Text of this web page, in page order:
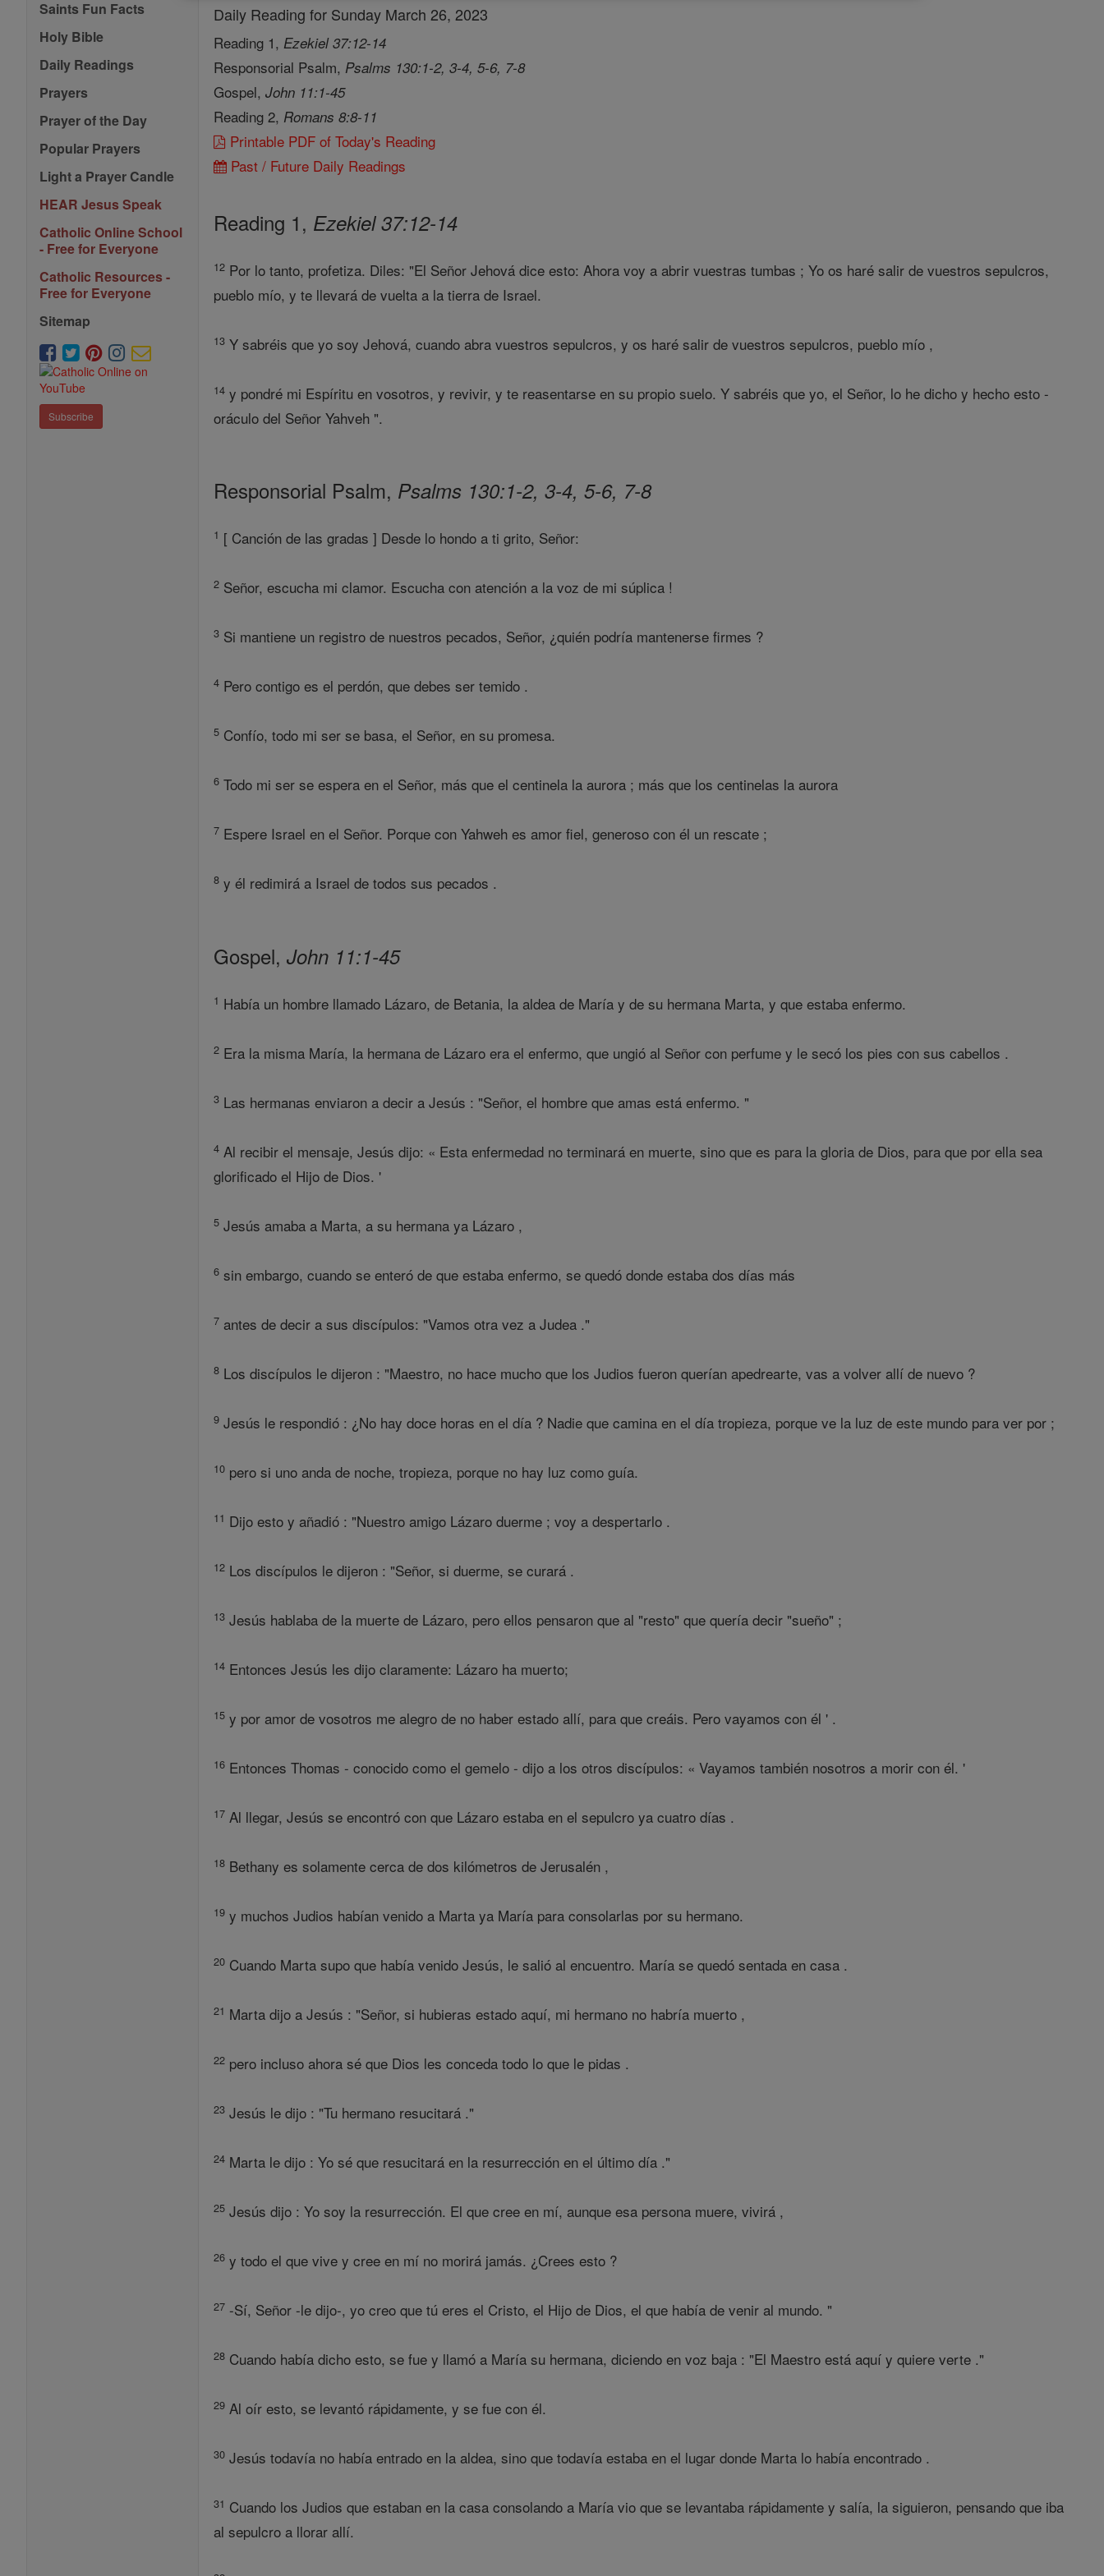
Saints Fun Facts
Holy Bible
Daily Readings
Prayers
Prayer of the Day
Popular Prayers
Light a Prayer Candle
HEAR Jesus Speak
Catholic Online School
- Free for Everyone
Catholic Resources -
Free for Everyone
Sitemap
Subscribe
Daily Reading for Sunday March 26, 2023
Reading 1, Ezekiel 37:12-14
Responsorial Psalm, Psalms 130:1-2, 3-4, 5-6, 7-8
Gospel,John 11:1-45
Reading 2, Romans 8:8-11
Printable PDF of Today's Reading
Past / Future Daily Readings
Reading 1, Ezekiel 37:12-14
12 Por lo tanto, profetiza. Diles: "El Señor Jehová dice esto: Ahora voy a abrir vuestras tumbas ; Yo os haré salir de vuestros sepulcros,
pueblo mío, y te llevará de vuelta a la tierra de Israel.
13 Y sabréis que yo soy Jehová, cuando abra vuestros sepulcros, y os haré salir de vuestros sepulcros, pueblo mío ,
14 y pondré mi Espíritu en vosotros, y revivir, y te reasentarse en su propio suelo. Y sabréis que yo, el Señor, lo he dicho y hecho esto -
oráculo del Señor Yahveh ".
Responsorial Psalm, Psalms 130:1-2, 3-4, 5-6, 7-8
1 [ Canción de las gradas ] Desde lo hondo a ti grito, Señor:
2 Señor, escucha mi clamor. Escucha con atención a la voz de mi súplica !
3 Si mantiene un registro de nuestros pecados, Señor, ¿quién podría mantenerse firmes ?
4 Pero contigo es el perdón, que debes ser temido .
5 Confío, todo mi ser se basa, el Señor, en su promesa.
6 Todo mi ser se espera en el Señor, más que el centinela la aurora ; más que los centinelas la aurora
7 Espere Israel en el Señor. Porque con Yahweh es amor fiel, generoso con él un rescate ;
8 y él redimirá a Israel de todos sus pecados .
Gospel,John 11:1-45
1 Había un hombre llamado Lázaro, de Betania, la aldea de María y de su hermana Marta, y que estaba enfermo.
2 Era la misma María, la hermana de Lázaro era el enfermo, que ungió al Señor con perfume y le secó los pies con sus cabellos .
3 Las hermanas enviaron a decir a Jesús : "Señor, el hombre que amas está enfermo. "
4 Al recibir el mensaje, Jesús dijo: « Esta enfermedad no terminará en muerte, sino que es para la gloria de Dios, para que por ella sea
glorificado el Hijo de Dios. '
5 Jesús amaba a Marta, a su hermana ya Lázaro ,
6 sin embargo, cuando se enteró de que estaba enfermo, se quedó donde estaba dos días más
7 antes de decir a sus discípulos: "Vamos otra vez a Judea ."
8 Los discípulos le dijeron : "Maestro, no hace mucho que los Judios fueron querían apedrearte, vas a volver allí de nuevo ?
9 Jesús le respondió : ¿No hay doce horas en el día ? Nadie que camina en el día tropieza, porque ve la luz de este mundo para ver por ;
10 pero si uno anda de noche, tropieza, porque no hay luz como guía.
11 Dijo esto y añadió : "Nuestro amigo Lázaro duerme ; voy a despertarlo .
12 Los discípulos le dijeron : "Señor, si duerme, se curará .
13 Jesús hablaba de la muerte de Lázaro, pero ellos pensaron que al "resto" que quería decir "sueño" ;
14 Entonces Jesús les dijo claramente: Lázaro ha muerto;
15 y por amor de vosotros me alegro de no haber estado allí, para que creáis. Pero vayamos con él ' .
16 Entonces Thomas - conocido como el gemelo - dijo a los otros discípulos: « Vayamos también nosotros a morir con él. '
17 Al llegar, Jesús se encontró con que Lázaro estaba en el sepulcro ya cuatro días .
18 Bethany es solamente cerca de dos kilómetros de Jerusalén ,
19 y muchos Judios habían venido a Marta ya María para consolarlas por su hermano.
20 Cuando Marta supo que había venido Jesús, le salió al encuentro. María se quedó sentada en casa .
21 Marta dijo a Jesús : "Señor, si hubieras estado aquí, mi hermano no habría muerto ,
22 pero incluso ahora sé que Dios les conceda todo lo que le pidas .
23 Jesús le dijo : "Tu hermano resucitará ."
24 Marta le dijo : Yo sé que resucitará en la resurrección en el último día ."
25 Jesús dijo : Yo soy la resurrección. El que cree en mí, aunque esa persona muere, vivirá ,
26 y todo el que vive y cree en mí no morirá jamás. ¿Crees esto ?
27 -Sí, Señor -le dijo-, yo creo que tú eres el Cristo, el Hijo de Dios, el que había de venir al mundo. "
28 Cuando había dicho esto, se fue y llamó a María su hermana, diciendo en voz baja : "El Maestro está aquí y quiere verte ."
29 Al oír esto, se levantó rápidamente, y se fue con él.
30 Jesús todavía no había entrado en la aldea, sino que todavía estaba en el lugar donde Marta lo había encontrado .
31 Cuando los Judios que estaban en la casa consolando a María vio que se levantaba rápidamente y salía, la siguieron, pensando que iba
al sepulcro a llorar allí.